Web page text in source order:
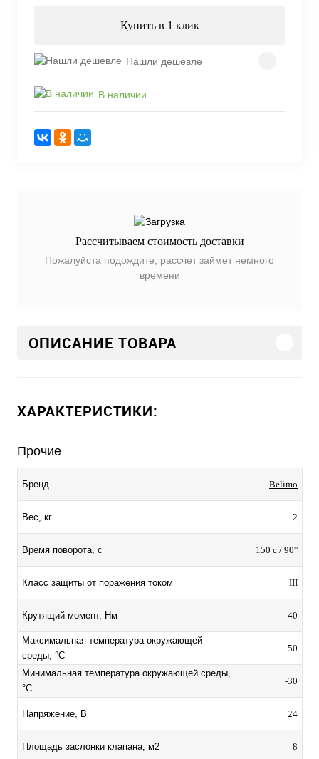
Купить в 1 клик
Нашли дешевле
В наличии
Рассчитываем стоимость доставки
Пожалуйста подождите, рассчет займет немного
времени
ОПИСАНИЕ ТОВАРА
ХАРАКТЕРИСТИКИ:
Прочие
Бренд Belimo
Вес, кг 2
Время поворота, с 150 с / 90°
Класс защиты от поражения током III
Крутящий момент, Нм 40
Максимальная температура окружающей
среды, °C
50
Минимальная температура окружающей среды,
°C
-30
Напряжение, В 24
Площадь заслонки клапана, м2 8